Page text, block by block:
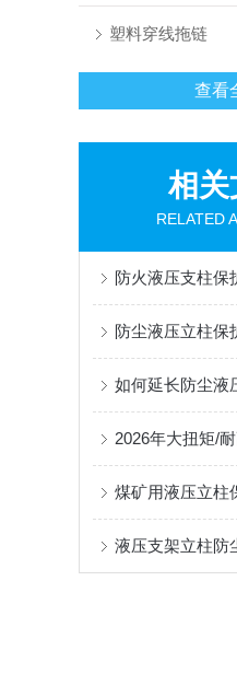
塑料穿线拖链
查看
相关
RELATED